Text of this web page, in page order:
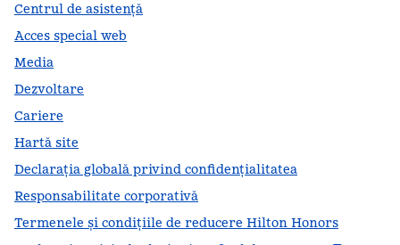
Centrul de asistență
Acces special web
Media
Dezvoltare
Cariere
Hartă site
Declarația globală privind confidenţialitatea
Responsabilitate corporativă
Termenele și condițiile de reducere Hilton Honors